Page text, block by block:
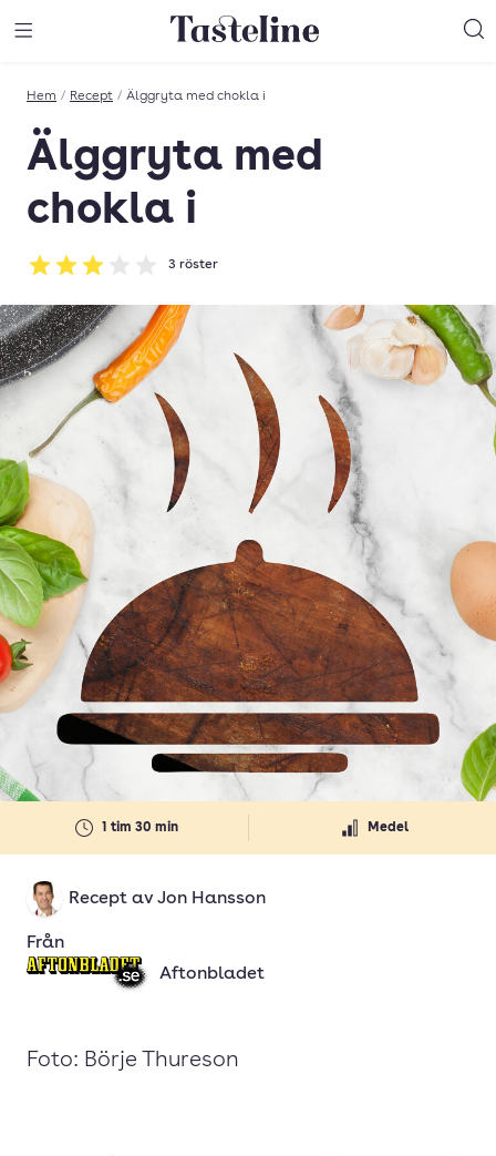
Till Tastelines startsida
Hem / Recept / Älggryta med chokla i
Älggryta med
chokla i
Betyg: 3 av 5
3 röster
1 tim 30 min Medel
Recept av Jon Hansson
Från
Aftonbladet
Foto: Börje Thureson